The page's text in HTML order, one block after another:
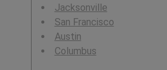
Jacksonville
San Francisco
Austin
Columbus